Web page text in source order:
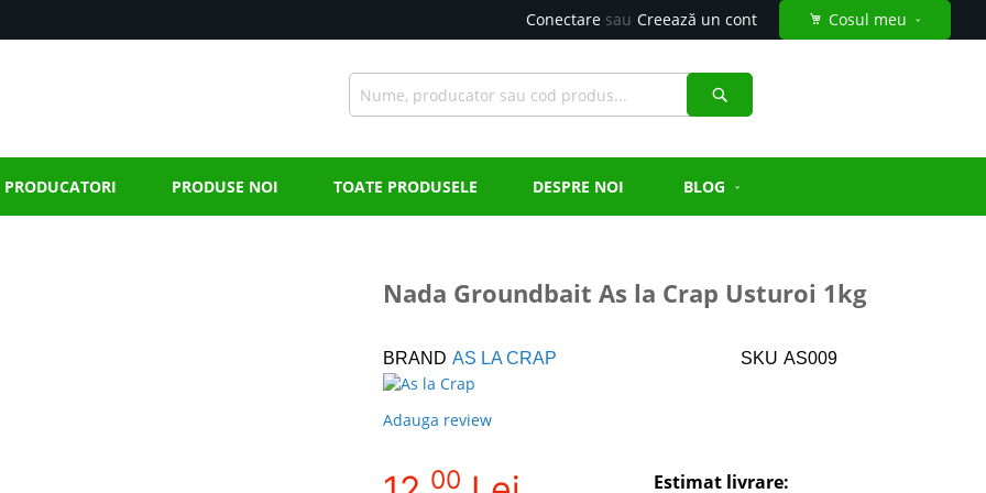
Cosul meu
Conectare Creează un cont
PRODUCATORI PRODUSE NOI TOATE PRODUSELE DESPRE NOI BLOG
Nada Groundbait As la Crap Usturoi 1kg
BRAND AS LA CRAP SKU AS009
Adauga review
00 Estimat livrare: